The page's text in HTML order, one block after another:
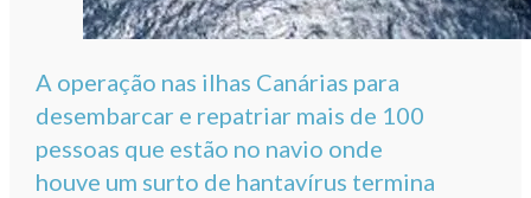
A operação nas ilhas Canárias para
desembarcar e repatriar mais de 100
pessoas que estão no navio onde
houve um surto de hantavírus termina